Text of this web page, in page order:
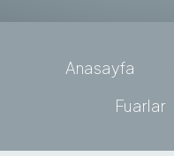
Anasayfa
Fuarlar